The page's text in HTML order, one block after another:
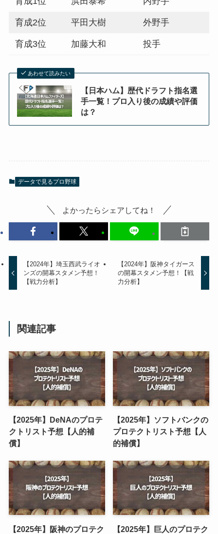
育成2位 平田大樹 外野手
育成3位 加藤大和 投手
あわせて読みたい
【日本ハム】歴代ドラフト指名選
手一覧！プロ入り後の成績や評価
は？
データで見るプロ野球
よかったらシェアしてね！
【2024年】埼玉西武ライオ
ンズの開幕スタメン予想！
【戦力分析】
【2024年】阪神タイガース
の開幕スタメン予想！【戦
力分析】
関連記事
【2025年】DeNAのプロテ
クトリスト予想【人的補
償】
【2025年】ソフトバンクの
プロテクトリスト予想【人
的補償】
【2025年】阪神のプロテク
【2025年】巨人のプロテク